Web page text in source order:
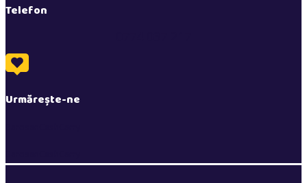
Telefon
Urmărește-ne